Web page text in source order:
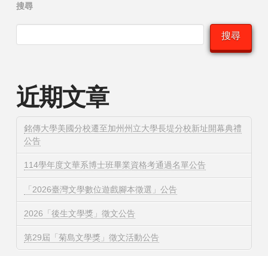
搜尋
搜尋
近期文章
銘傳大學美國分校遷至加州州立大學長堤分校新址開幕典禮
公告
114學年度文華系博士班畢業資格考通過名單公告
「2026臺灣文學數位遊戲腳本徵選」公告
2026「後生文學獎」徵文公告
第29屆「菊島文學獎」徵文活動公告